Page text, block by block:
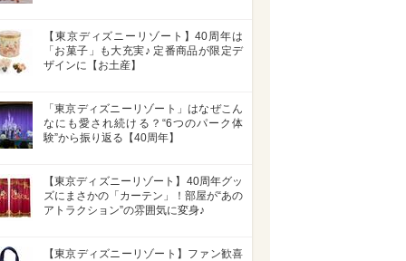
【東京ディズニーリゾート】40周年は
「お菓子」も大充実♪ 定番商品が限定デ
ザインに【お土産】
「東京ディズニーリゾート」はなぜこん
なにも愛され続ける？“6つのパーク体
験”から振り返る【40周年】
【東京ディズニーリゾート】40周年グッ
ズにまさかの「カーテン」！部屋が“あの
アトラクション”の雰囲気に変身♪
【東京ディズニーリゾート】ファン歓喜